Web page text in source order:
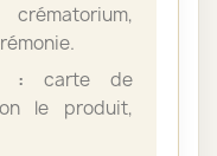
: carte de
le produit,